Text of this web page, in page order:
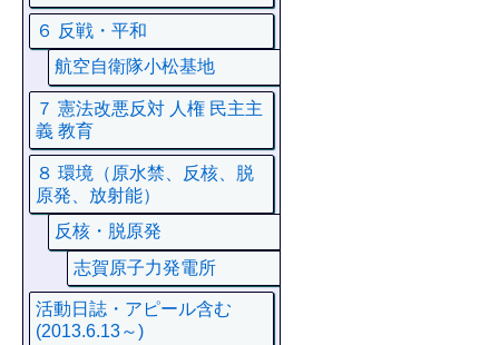
６ 反戦・平和
航空自衛隊小松基地
７ 憲法改悪反対 人権 民主主
義 教育
８ 環境（原水禁、反核、脱
原発、放射能）
反核・脱原発
志賀原子力発電所
活動日誌・アピール含む
(2013.6.13～)